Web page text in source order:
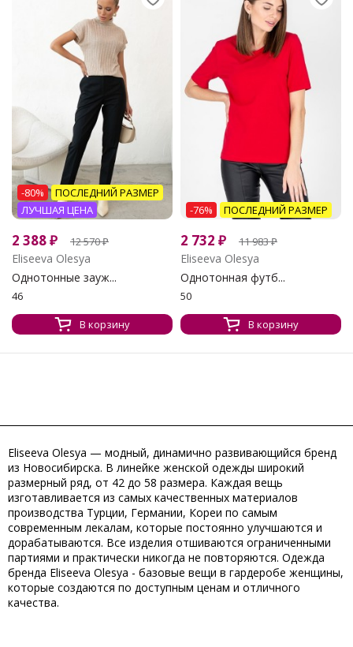
-80%
ПОСЛЕДНИЙ РАЗМЕР
ЛУЧШАЯ ЦЕНА
2 388₽ 12 570₽
Eliseeva Olesya
Однотонные зауж...
46
В корзину
-76% ПОСЛЕДНИЙ РАЗМЕР
2 732 ₽ 11 983₽
Eliseeva Olesya
Однотонная футб...
50
В корзину
Eliseeva Olesya — модный, динамично развивающийся бренд
из Новосибирска. В линейке женской одежды широкий
размерный ряд, от 42 до 58 размера. Каждая вещь
изготавливается из самых качественных материалов
производства Турции, Германии, Кореи по самым
современным лекалам, которые постоянно улучшаются и
дорабатываются. Все изделия отшиваются ограниченными
партиями и практически никогда не повторяются. Одежда
бренда Eliseeva Olesya - базовые вещи в гардеробе женщины,
которые создаются по доступным ценам и отличного
качества.